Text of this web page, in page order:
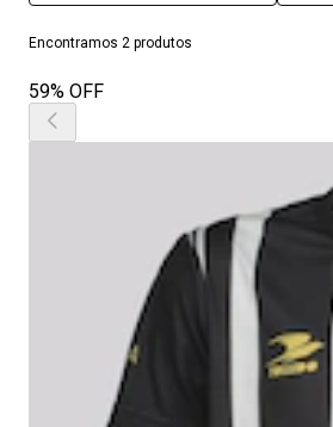
Encontramos 2 produtos
59% OFF